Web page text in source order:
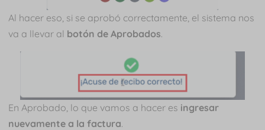
Al hacer eso, si se aprobó correctamente, el sistema nos
va a llevar al botón de Aprobados.
En Aprobado, lo que vamos a hacer es ingresar
nuevamente a la factura.